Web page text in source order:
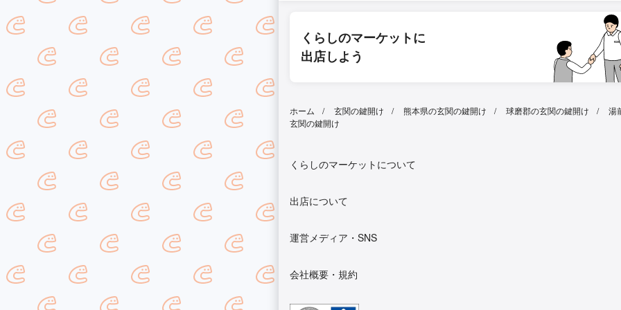
くらしのマーケットに
出店しよう
ホーム 玄関の鍵開け 熊本県の玄関の鍵開け 球磨郡の玄関の鍵開け
湯
玄関の鍵開け
くらしのマーケットについて
出店について
運営メディア・SNS
会社概要・規約